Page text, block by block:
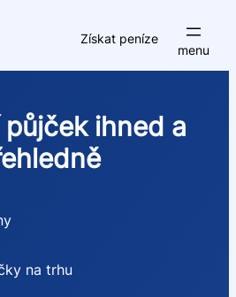
Získat peníze
ihned a
na trhu